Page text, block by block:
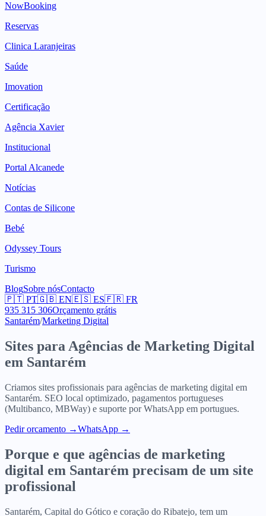
NowBooking
Reservas
Clinica Laranjeiras
Saúde
Imovation
Certificação
Agência Xavier
Institucional
Portal Alcanede
Notícias
Contas de Silicone
Bebé
Odyssey Tours
Turismo
BlogSobre nósContacto
🇵🇹 PT🇬🇧 EN🇪🇸 ES🇫🇷 FR
935 315 306Orçamento grátis
Santarém/Marketing Digital
Sites para Agências de Marketing Digital
em Santarém
Criamos sites profissionais para agências de marketing digital em
Santarém. SEO local optimizado, pagamentos portugueses
(Multibanco, MBWay) e suporte por WhatsApp em portugues.
Pedir orcamento →WhatsApp →
Porque e que agências de marketing
digital em Santarém precisam de um site
profissional
Santarém, Capital do Gótico e coração do Ribatejo, tem um